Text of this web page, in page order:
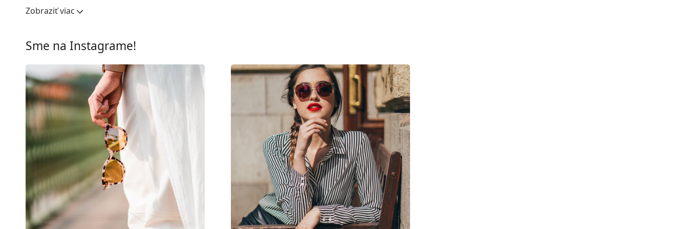
Šírka očnice:
54 mm
Rám
Tvar rámu:
Obdĺžnikové
Farba rámov:
Materiál rámov:
Veľkosť:
Šírka:
Dĺžka stranice:
Šírka mostíka:
Hmotnosť:
145 g
Nastaviteľné sedielka:
Flexi pánt:
Nie
Zobraziť viac
Sme na Instagrame!